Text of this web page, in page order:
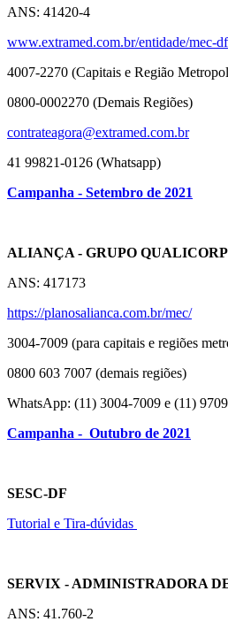
ANS: 41420-4
www.extramed.com.br/entidade/mec-df
4007-2270 (Capitais e Região
0800-0002270 (Demais Regiões)
contrateagora@extramed.com.br
41 99821-0126 (Whatsapp)
Campanha - Setembro de 2021
ALIANÇA - GRUPO QUALICORP
ANS: 417173
https://planosalianca.com.br/mec/
3004-7009 (para capitais e regiões
0800 603 7007 (demais regiões)
WhatsApp: (11) 3004-7009 e (11)
Campanha - Outubro de 2021
SESC-DF
Tutorial e Tira-dúvidas
SERVIX - ADMINISTRADORA
ANS: 41.760-2